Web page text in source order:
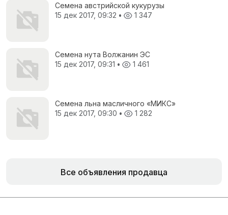
Семена австрийской кукурузы
15 дек 2017, 09:32 • 1 347
Семена нута Волжанин ЭС
15 дек 2017, 09:31 • 1 461
Семена льна масличного «МИКС»
15 дек 2017, 09:30 • 1 282
Все объявления продавца